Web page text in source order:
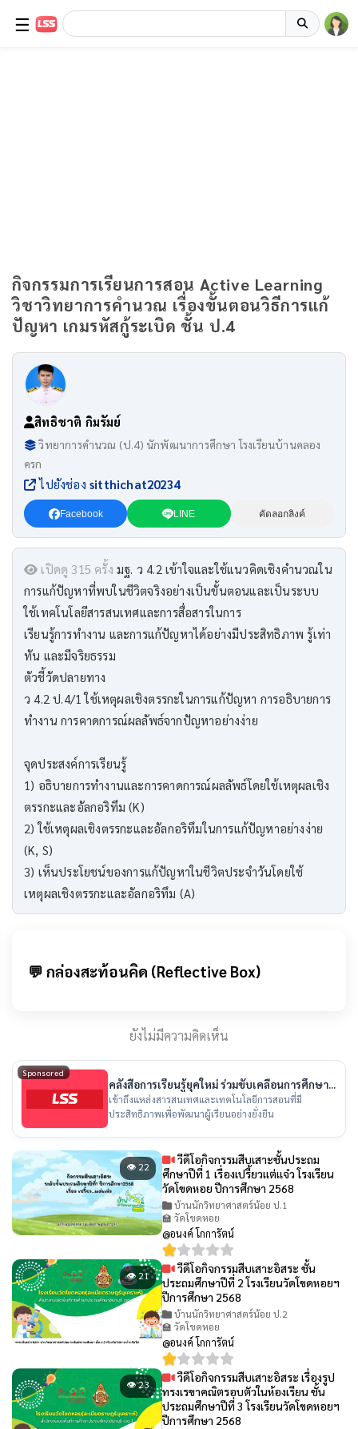
☰
กิจกรรมการเรียนการสอน Active Learning
วิชาวิทยาการคำนวณ เรื่องขั้นตอนวิธีการแก้
ปัญหา เกมรหัสกู้ระเบิด ชั้น ป.4
สิทธิชาติ กิมรัมย์
วิทยาการคำนวณ (ป.4) นักพัฒนาการศึกษา โรงเรียนบ้านคลอง
ครก
ไปยังช่องsitthichat20234
Facebook LINE คัดลอกลิงค์
เปิดดู 315 ครั้ง มฐ. ว 4.2 เข้าใจและใช้แนวคิดเชิงคำนวณใน
การแก้ปัญหาที่พบในชีวิตจริงอย่างเป็นขั้นตอนและเป็นระบบ
ใช้เทคโนโลยีสารสนเทศและการสื่อสารในการ
เรียนรู้การทำงาน และการแก้ปัญหาได้อย่างมีประสิทธิภาพ รู้เท่า
ทัน และมีจริยธรรม
ตัวชี้วัดปลายทาง
ว 4.2 ป.4/1 ใช้เหตุผลเชิงตรรกะในการแก้ปัญหา การอธิบายการ
ทำงาน การคาดการณ์ผลลัพธ์จากปัญหาอย่างง่าย
จุดประสงค์การเรียนรู้
1) อธิบายการทำงานและการคาดการณ์ผลลัพธ์โดยใช้เหตุผลเชิง
ตรรกะและอัลกอริทึม (K)
2) ใช้เหตุผลเชิงตรรกะและอัลกอริทึมในการแก้ปัญหาอย่างง่าย
(K, S)
3) เห็นประโยชน์ของการแก้ปัญหาในชีวิตประจำวันโดยใช้
เหตุผลเชิงตรรกะและอัลกอริทึม (A)
💬 กล่องสะท้อนคิด (Reflective Box)
ยังไม่มีความคิดเห็น
Sponsored
คลังสื่อการเรียนรู้ยุคใหม่ ร่วมขับเคลื่อนการศึกษา
ไทย
เข้าถึงแหล่งสารสนเทศและเทคโนโลยีการสอนที่มี
ประสิทธิภาพเพื่อพัฒนาผู้เรียนอย่างยั่งยืน
👁 22
วีดีโอกิจกรรมสืบเสาะชั้นประถม
ศึกษาปีที่ 1 เรื่องเปรี้ยวเเต่เเจ๋ว โรงเรียน
วัดโขดหอย ปีการศึกษา 2568
บ้านนักวิทยาศาสตร์น้อย ป.1
🏫 วัดโขดหอย
@อนงค์ โกการัตน์
👁 21
วีดีโอกิจกรรมสืบเสาะอิสระ ชั้น
ประถมศึกษาปีที่ 2 โรงเรียนวัดโขดหอยฯ
ปีการศึกษา 2568
บ้านนักวิทยาศาสตร์น้อย ป.2
🏫 วัดโขดหอย
@อนงค์ โกการัตน์
👁 23
วีดีโอกิจกรรมสืบเสาะอิสระ เรื่องรูป
ทรงเรขาคณิตรอบตัวในห้องเรียน ชั้น
ประถมศึกษาปีที่ 3 โรงเรียนวัดโขดหอยฯ
ปีการศึกษา 2568